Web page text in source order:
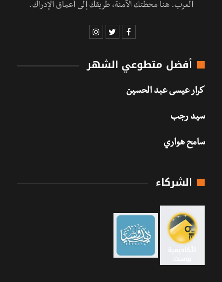
العرب. هنا محطتك الآمنة، طريقك إلى أعماق الإدراك.
أفضل متطوعي الشهر
كرار عيسى عبد الحسين
سيد رجب
سامح هواري
الشركاء